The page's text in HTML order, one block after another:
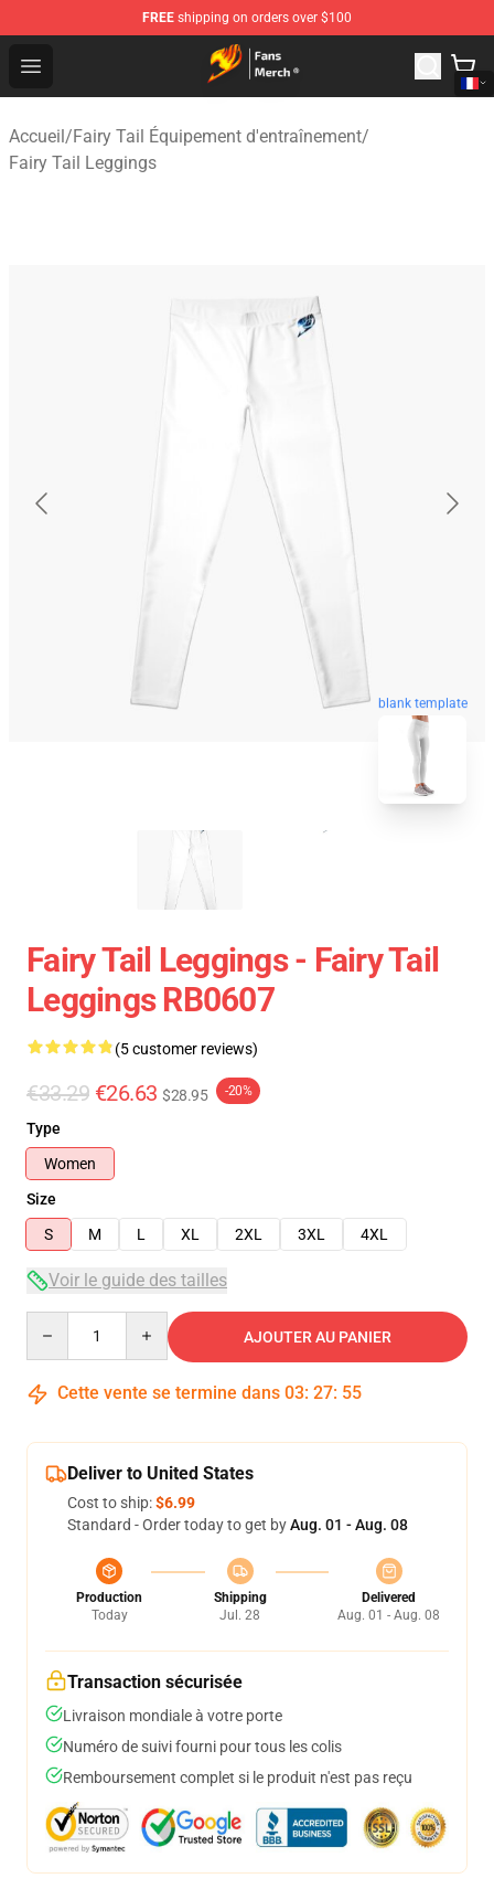
FREE shipping on orders over $100
Open menu
Fairy Tail Store - Official Fairy Tail Merchandise Shop
Accueil/Fairy Tail Équipement d'entraînement/
Fairy Tail Leggings
blank template
Fairy Tail Leggings - Fairy Tail
Leggings RB0607
(5 customer reviews)
€33.29 €26.63 $28.95 -20%
Type
Women
Size
S
M L XL 2XL 3XL 4XL
Voir le guide des tailles
AJOUTER AU PANIER
Cette vente se termine dans 03: 27: 54
Deliver to United States
Cost to ship:$6.99
Standard - Order today to get byAug. 01 - Aug. 08
Production
Today
Shipping
Jul. 28
Delivered
Aug. 01 - Aug. 08
Transaction sécurisée
Livraison mondiale à votre porte
Numéro de suivi fourni pour tous les colis
Remboursement complet si le produit n'est pas reçu